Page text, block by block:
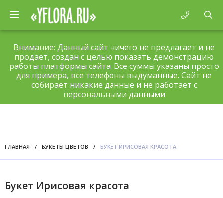
Внимание: Данный сайт ничего не предлагает и не
продаёт, создан с целью показать демонстрацию
работы платформы сайта. Все суммы указаны просто
для примера, все телефоны выдуманные. Сайт не
собирает никакие данные и не работает с
персональными данными
ГЛАВНАЯ / БУКЕТЫ ЦВЕТОВ / БУКЕТ ИРИСОВАЯ КРАСОТА
Букет Ирисовая красота